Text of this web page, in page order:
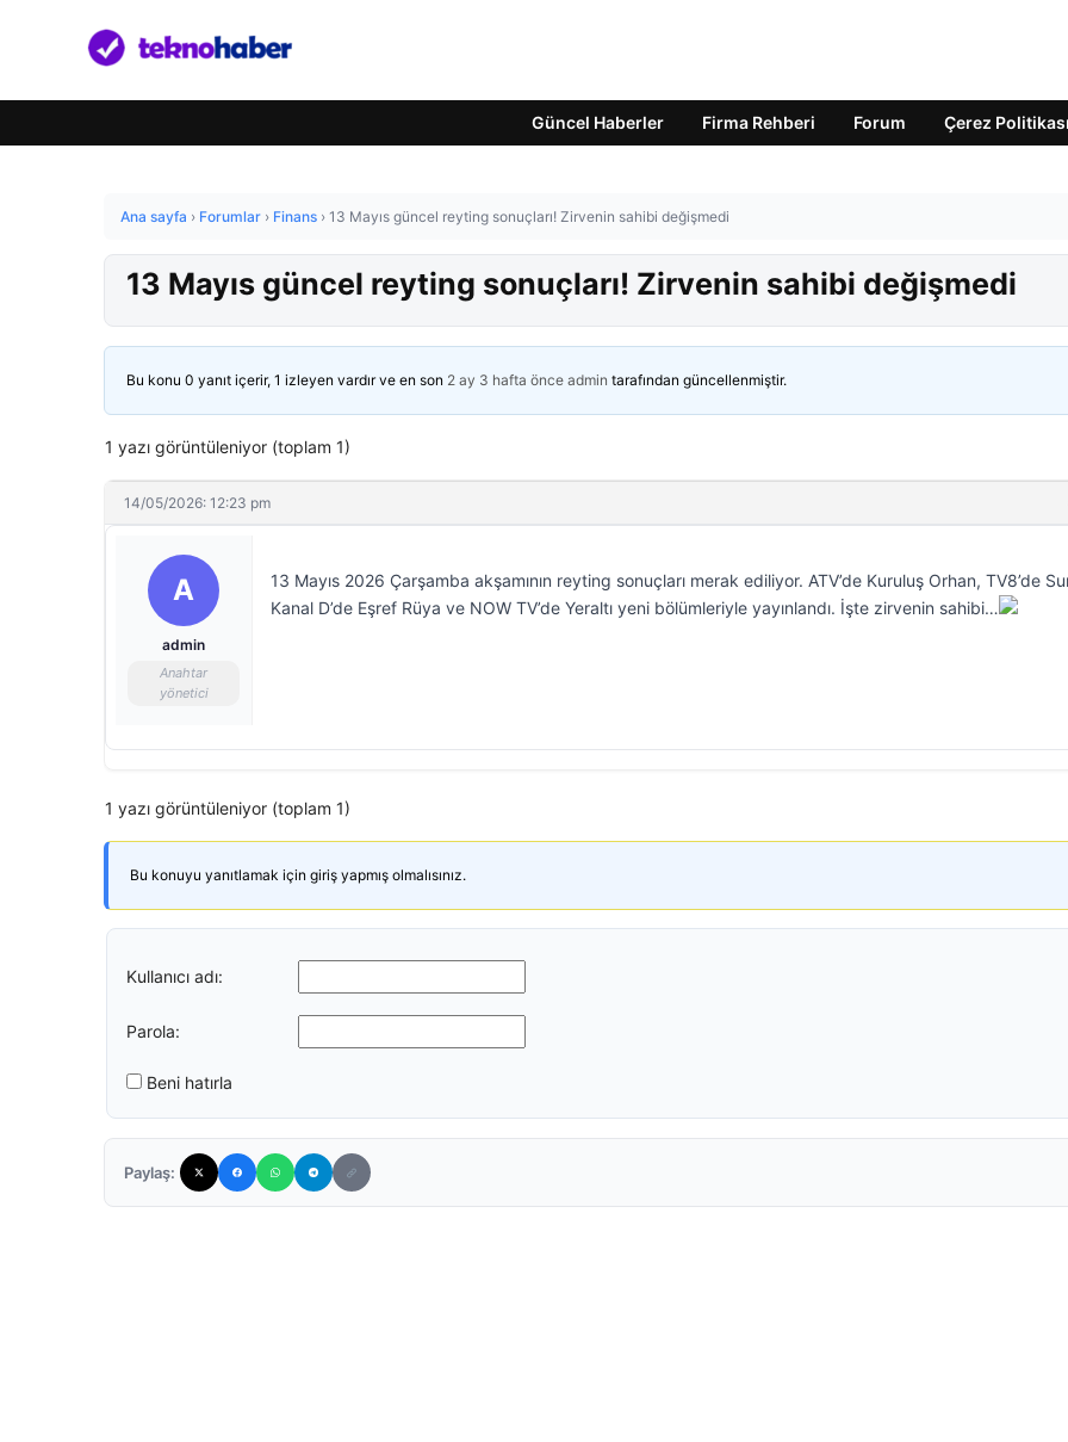
Güncel Haberler Firma Rehberi Forum Çerez Politikası
Ana sayfa › Forumlar › Finans › 13 Mayıs güncel reyting sonuçları! Zirvenin sahibi değişmedi
13 Mayıs güncel reyting sonuçları! Zirvenin sahibi değişmedi
Bu konu 0 yanıt içerir, 1 izleyen vardır ve en son 2 ay 3 hafta önce admin tarafından güncellenmiştir.
1 yazı görüntüleniyor (toplam 1)
14/05/2026: 12:23 pm
A
admin
Anahtar
yönetici
13 Mayıs 2026 Çarşamba akşamının reyting sonuçları merak ediliyor. ATV’de Kuruluş Orhan, TV8’de
Kanal D’de Eşref Rüya ve NOW TV’de Yeraltı yeni bölümleriyle yayınlandı. İşte zirvenin sahibi…
1 yazı görüntüleniyor (toplam 1)
Bu konuyu yanıtlamak için giriş yapmış olmalısınız.
Kullanıcı adı:
Parola:
Beni hatırla
Paylaş: